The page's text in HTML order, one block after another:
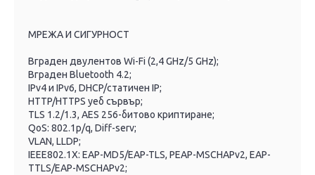
МРЕЖА И СИГУРНОСТ
Вграден двулентов Wi-Fi (2,4 GHz/5 GHz);
Вграден Bluetooth 4.2;
IPv4 и IPv6, DHCP/статичен IP;
HTTP/HTTPS уеб сървър;
TLS 1.2/1.3, AES 256-битово криптиране;
QoS: 802.1p/q, Diff-serv;
VLAN, LLDP;
IEEE802.1X: EAP-MD5/EAP-TLS, PEAP-MSCHAPv2, EAP-
TTLS/EAP-MSCHAPv2;